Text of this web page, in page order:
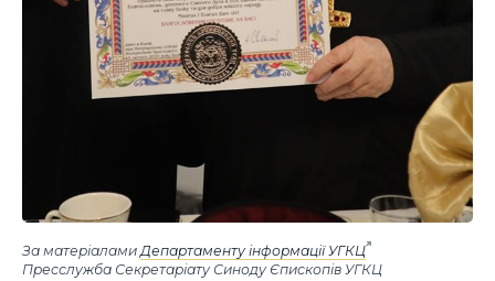
За матеріаламиДепартаменту інформації УГКЦ
Пресслужба Секретаріату Синоду Єпископів УГКЦ